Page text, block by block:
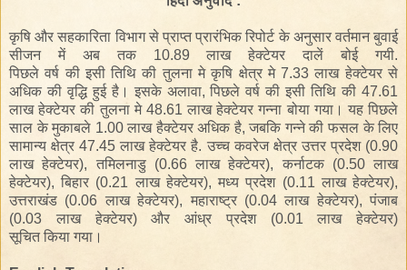
कृषि और सहकारिता विभाग से प्राप्तप्रारंभिक रिपोर्ट के अनुसारवर्तमान बुवाई
सीजन
मेंअब तक 10.89 लाख हेक्टेयर दालें बोई गयी.
पिछले वर्ष की इसी तिथि की तुलना मेकृषि क्षेत्रमे7.33 लाख हेक्टेयर से
अधिक की वृद्धि हुई है। इसके अलावा, पिछले वर्ष की इसी तिथि की47.61
लाख हेक्टेयर की तुलना मे 48.61 लाखहेक्टेयर गन्ना बोया गया। यह पिछले
साल के मुकाबले 1.00 लाख हैक्टेयर अधिक है, जबकि गन्ने की फसल के लिए
सामान्य क्षेत्र 47.45 लाख हेक्टेयर है.उच्च कवरेज क्षेत्र उत्तर प्रदेश (0.90
लाख हेक्टेयर),तमिलनाडु (0.66लाख हेक्टेयर),कर्नाटक (0.50 लाख
हेक्टेयर),बिहार (0.21लाख हेक्टेयर),मध्य प्रदेश (0.11लाख हेक्टेयर),
उत्तराखंड (0.06 लाख हेक्टेयर), महाराष्ट्र (0.04लाख हेक्टेयर), पंजाब
(0.03 लाख हेक्टेयर)और आंध्र प्रदेश (0.01लाख हेक्टेयर)
सूचित किया गया।